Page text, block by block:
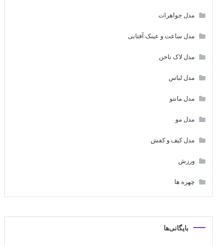
مدل جواهرات
مدل ساعت و عینک آفتابی
مدل لاک ناخن
مدل لباس
مدل مانتو
مدل مو
مدل کیف و کفش
ورزش
چهره ها
بایگانی‌ها